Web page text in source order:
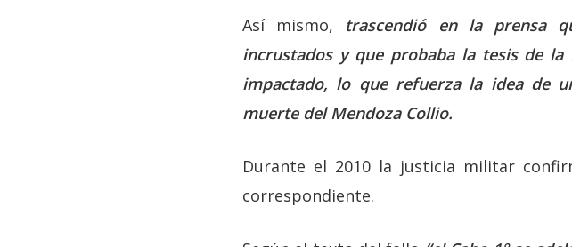
Así mismo, trascendió en la prensa
incrustados y que probaba la tesis de
impactado, lo que refuerza la idea de
muerte del Mendoza Collio.
Durante el 2010 la justicia militar
correspondiente.